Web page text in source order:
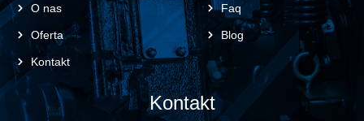
O nas
Oferta
Kontakt
Faq
Blog
Kontakt